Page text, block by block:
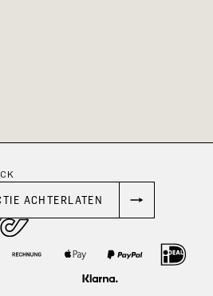
ACHTERLATEN